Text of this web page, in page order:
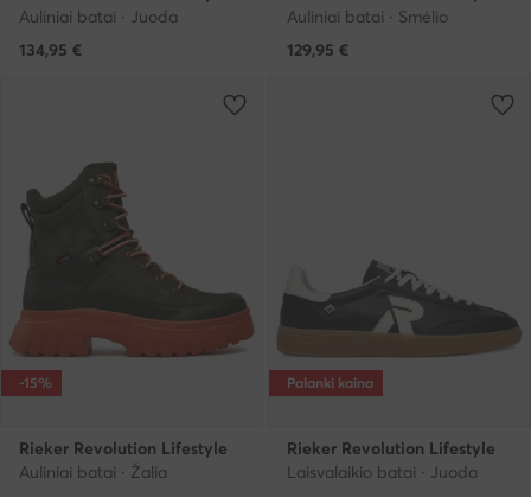
Auliniai batai · Juoda
134,95 €
Auliniai batai · Smėlio
129,95 €
-15%
Rieker Revolution Lifestyle
Auliniai batai · Žalia
Palanki kaina
Rieker Revolution Lifestyle
Laisvalaikio batai · Juoda